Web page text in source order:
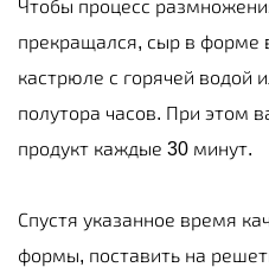
Чтобы процесс
прекращался, сыр в форме
кастрюле с горячей водой
полутора часов. При этом
продукт каждые 30 минут.
Спустя указанное время
формы, поставить на